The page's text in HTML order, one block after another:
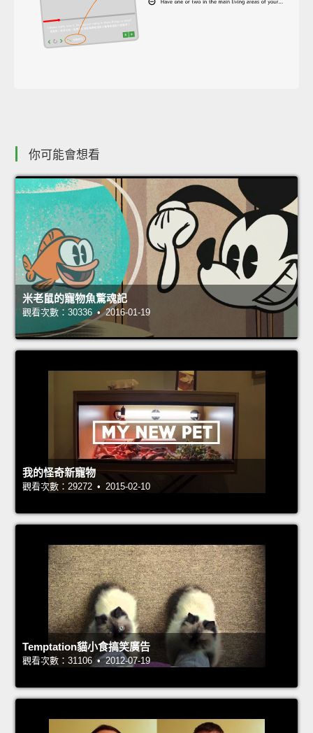
你可能會想看
米老鼠的寵物魚驚魂記
觀看次數：30336 • 2016-01-19
我的怪奇新寵物
觀看次數：29272 • 2015-02-10
Temptation貓小食搞笑廣告
觀看次數：31106 • 2012-07-19